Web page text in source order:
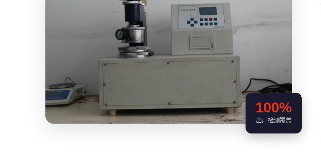
100%
出厂检测覆盖